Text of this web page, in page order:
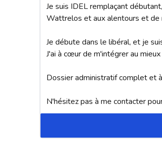
Je suis IDEL remplaçant
Wattrelos et aux alentours et de
Je débute dans le libéral, et je
J'ai à cœur de m'intégrer au
Dossier administratif complet et
N'hésitez pas à me contacter